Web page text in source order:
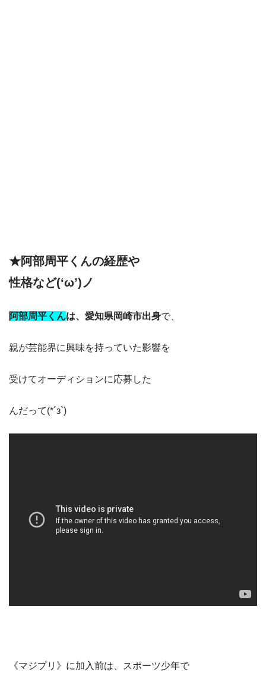
★阿部周平くんの経歴や
性格など(‘ω’)ノ
阿部周平くんは、愛知県岡崎市出身で、
親が芸能界に興味を持っていた影響を
受けてオーディションに応募した
んだって(*´з`)
《マジプリ》に加入前は、スポーツ少年で